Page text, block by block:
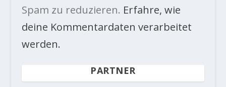
Spam zu reduzieren. Erfahre, wie
deine Kommentardaten verarbeitet
werden.
PARTNER